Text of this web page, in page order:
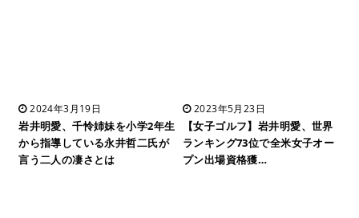
2024年3月19日
岩井明愛、千怜姉妹を小学2年生
から指導している永井哲二氏が
言う二人の凄さとは
2023年5月23日
【女子ゴルフ】岩井明愛、世界
ランキング73位で全米女子オー
プン出場資格獲…